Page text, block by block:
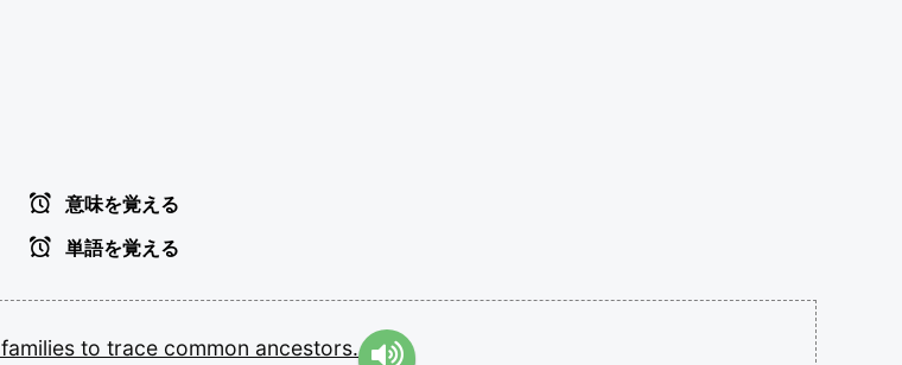
意味を覚える
単語を覚える
families to trace common ancestors.